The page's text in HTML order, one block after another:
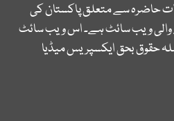
حاضرہ سے متعلق پاکستان کی
ویب سائٹ ہے۔ اس ویب سائٹ
حقوق بحق ایکسپریس میڈیا